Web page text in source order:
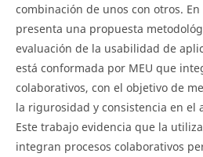
combinación de unos con otros.
presenta una propuesta
evaluación de la usabilidad de
está conformada por MEU que
colaborativos, con el objetivo de
la rigurosidad y consistencia en el
Este trabajo evidencia que la
integran procesos colaborativos